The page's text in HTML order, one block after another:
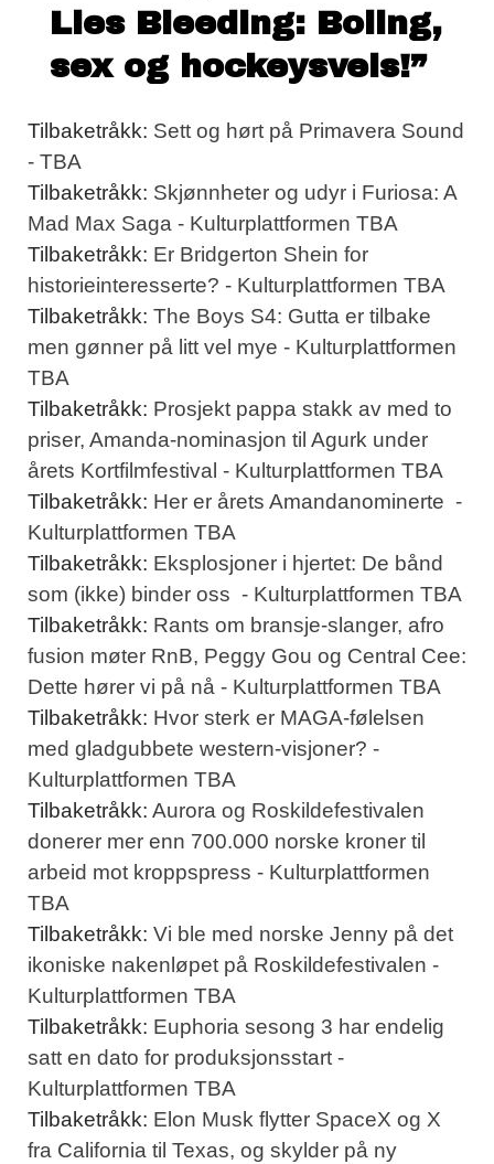
Lies Bleeding: Boling,
sex og hockeysveis!”
Tilbaketråkk: Sett og hørt på Primavera Sound
- TBA
Tilbaketråkk: Skjønnheter og udyr i Furiosa: A
Mad Max Saga - Kulturplattformen TBA
Tilbaketråkk: Er Bridgerton Shein for
historieinteresserte? - Kulturplattformen TBA
Tilbaketråkk: The Boys S4: Gutta er tilbake
men gønner på litt vel mye - Kulturplattformen
TBA
Tilbaketråkk: Prosjekt pappa stakk av med to
priser, Amanda-nominasjon til Agurk under
årets Kortfilmfestival - Kulturplattformen TBA
Tilbaketråkk: Her er årets Amandanominerte -
Kulturplattformen TBA
Tilbaketråkk: Eksplosjoner i hjertet: De bånd
som (ikke) binder oss - Kulturplattformen TBA
Tilbaketråkk: Rants om bransje-slanger, afro
fusion møter RnB, Peggy Gou og Central Cee:
Dette hører vi på nå - Kulturplattformen TBA
Tilbaketråkk: Hvor sterk er MAGA-følelsen
med gladgubbete western-visjoner? -
Kulturplattformen TBA
Tilbaketråkk: Aurora og Roskildefestivalen
donerer mer enn 700.000 norske kroner til
arbeid mot kroppspress - Kulturplattformen
TBA
Tilbaketråkk: Vi ble med norske Jenny på det
ikoniske nakenløpet på Roskildefestivalen -
Kulturplattformen TBA
Tilbaketråkk: Euphoria sesong 3 har endelig
satt en dato for produksjonsstart -
Kulturplattformen TBA
Tilbaketråkk: Elon Musk flytter SpaceX og X
fra California til Texas, og skylder på ny